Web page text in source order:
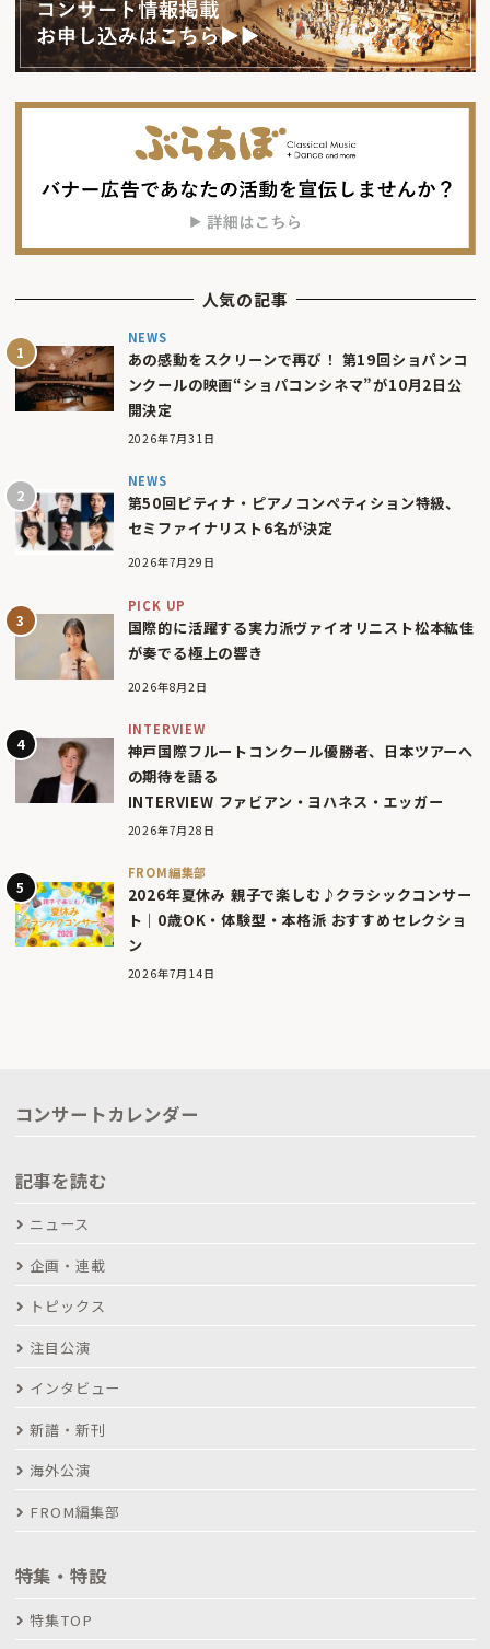
人気の記事
NEWS
あの感動をスクリーンで再び！ 第19回ショパンコ
ンクールの映画“ショパコンシネマ”が10月2日公
開決定
2026年7月31日
NEWS
第50回ピティナ・ピアノコンペティション特級、
セミファイナリスト6名が決定
2026年7月29日
PICK UP
国際的に活躍する実力派ヴァイオリニスト松本紘佳
が奏でる極上の響き
2026年8月2日
INTERVIEW
神戸国際フルートコンクール優勝者、日本ツアーへ
の期待を語る
INTERVIEW ファビアン・ヨハネス・エッガー
2026年7月28日
FROM編集部
2026年夏休み 親子で楽しむ♪クラシックコンサー
ト｜0歳OK・体験型・本格派 おすすめセレクショ
ン
2026年7月14日
コンサートカレンダー
記事を読む
ニュース
企画・連載
トピックス
注目公演
インタビュー
新譜・新刊
海外公演
FROM編集部
特集・特設
特集TOP